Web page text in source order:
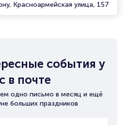
Красноармейская улица, 157
события у
в почте
одно письмо в месяц и ещё
больших праздников